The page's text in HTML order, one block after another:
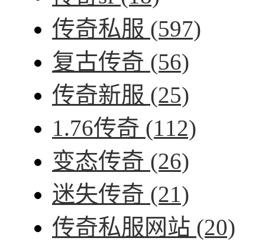
传奇私服 (597)
复古传奇 (56)
传奇新服 (25)
1.76传奇 (112)
变态传奇 (26)
迷失传奇 (21)
传奇私服网站 (20)